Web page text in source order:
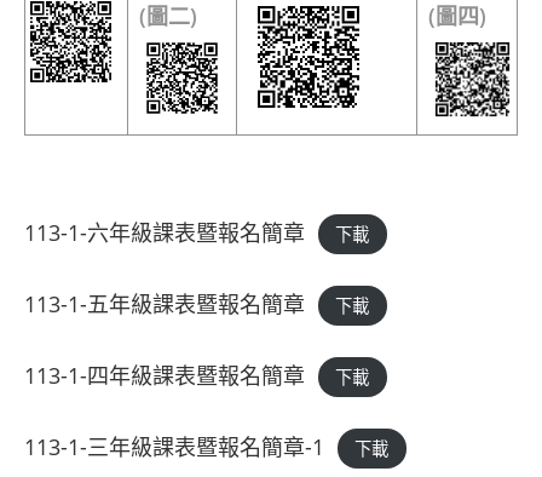
(圖二)
(圖四)
113-1-六年級課表暨報名簡章 下載
113-1-五年級課表暨報名簡章 下載
113-1-四年級課表暨報名簡章 下載
113-1-三年級課表暨報名簡章-1 下載